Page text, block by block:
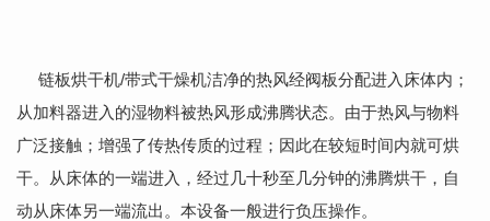
链板烘干机/带式干燥机洁净的热风经阀板分配进入床体内；
从加料器进入的湿物料被热风形成沸腾状态。由于热风与物料
广泛接触；增强了传热传质的过程；因此在较短时间内就可烘
干。从床体的一端进入，经过几十秒至几分钟的沸腾烘干，自
动从床体另一端流出。本设备一般进行负压操作。